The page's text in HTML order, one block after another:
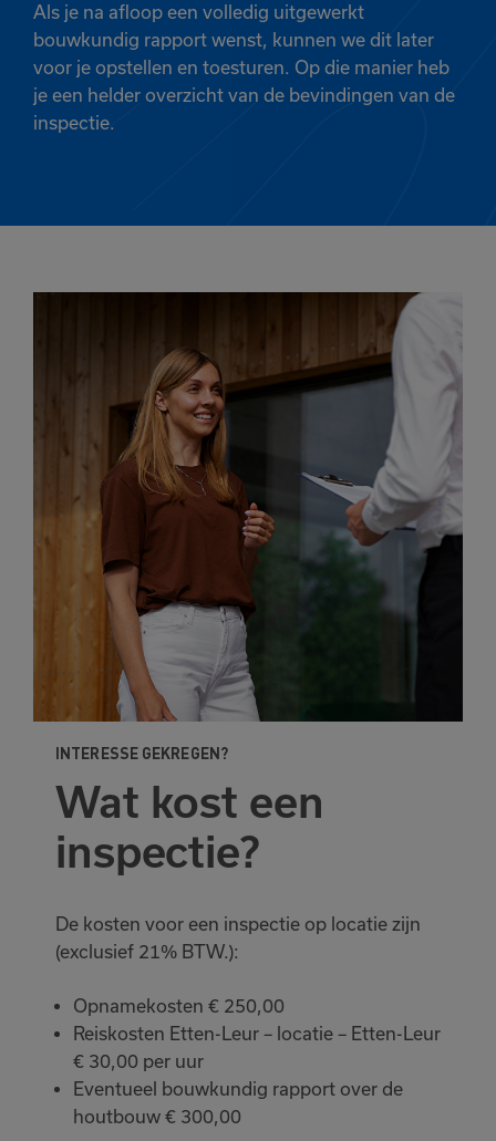
Als je na afloop een volledig uitgewerkt
bouwkundig rapport wenst, kunnen we dit later
voor je opstellen en toesturen. Op die manier heb
je een helder overzicht van de bevindingen van de
inspectie.
INTERESSE GEKREGEN?
Wat kost een
inspectie?
De kosten voor een inspectie op locatie zijn
(exclusief 21% BTW.):
Opnamekosten € 250,00
Reiskosten Etten-Leur – locatie – Etten-Leur
€ 30,00 per uur
Eventueel bouwkundig rapport over de
houtbouw € 300,00
Het product is
toegevoegd
aan je favorieten
Bekijk